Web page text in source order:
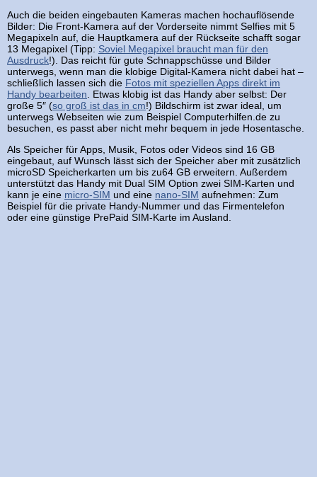
Auch die beiden eingebauten Kameras machen hochauflösende
Bilder: Die Front-Kamera auf der Vorderseite nimmt Selfies mit 5
Megapixeln auf, die Hauptkamera auf der Rückseite schafft sogar
13 Megapixel (Tipp: Soviel Megapixel braucht man für den
Ausdruck!). Das reicht für gute Schnappschüsse und Bilder
unterwegs, wenn man die klobige Digital-Kamera nicht dabei hat –
schließlich lassen sich die Fotos mit speziellen Apps direkt im
Handy bearbeiten . Etwas klobig ist das Handy aber selbst: Der
große 5″ (so groß ist das in cm!) Bildschirm ist zwar ideal, um
unterwegs Webseiten wie zum Beispiel Computerhilfen.de zu
besuchen, es passt aber nicht mehr bequem in jede Hosentasche.
Als Speicher für Apps, Musik, Fotos oder Videos sind 16 GB
eingebaut, auf Wunsch lässt sich der Speicher aber mit zusätzlich
microSD Speicherkarten um bis zu64 GB erweitern. Außerdem
unterstützt das Handy mit Dual SIM Option zwei SIM-Karten und
kann je eine micro-SIM und eine nano-SIM aufnehmen: Zum
Beispiel für die private Handy-Nummer und das Firmentelefon
oder eine günstige PrePaid SIM-Karte im Ausland.